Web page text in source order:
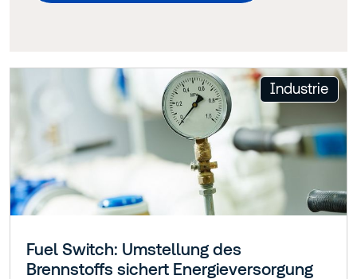
Industrie:
Fuel Switch: Umstellung des
Brennstoffs sichert Energieversorgung